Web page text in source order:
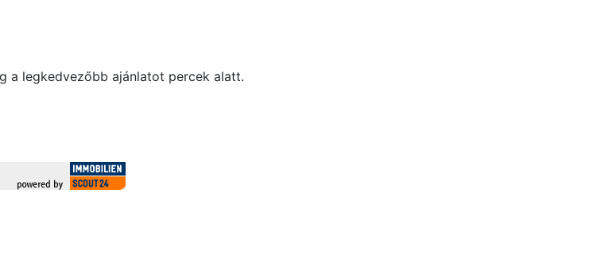
a legkedvezőbb ajánlatot percek alatt.